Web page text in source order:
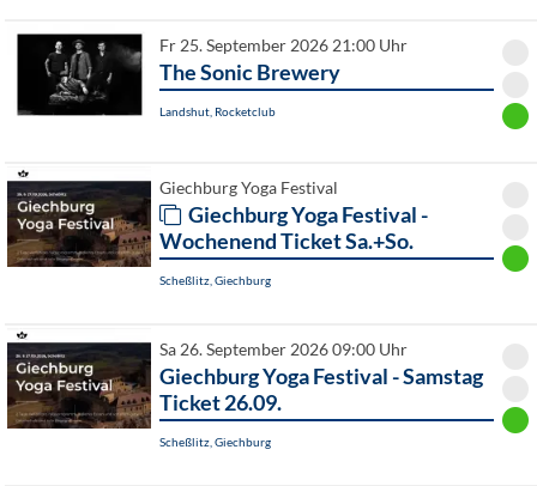
Fr 25. September 2026 21:00 Uhr
The Sonic Brewery
Landshut, Rocketclub
Giechburg Yoga Festival
Giechburg Yoga Festival -
Wochenend Ticket Sa.+So.
Scheßlitz, Giechburg
Sa 26. September 2026 09:00 Uhr
Giechburg Yoga Festival - Samstag
Ticket 26.09.
Scheßlitz, Giechburg